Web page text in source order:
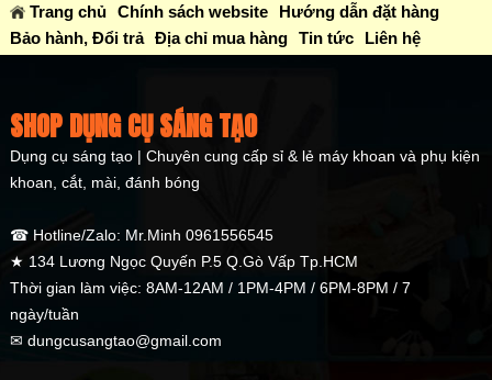
Trang chủ Chính sách website
Hướng dẫn đặt hàng
Bảo hành, Đổi trả Địa chỉ mua hàng Tin tức Liên hệ
SHOP DỤNG CỤ SÁNG TẠO
Dụng cụ sáng tạo | Chuyên cung cấp sỉ & lẻ máy khoan và phụ kiện
khoan, cắt, mài, đánh bóng
☎ Hotline/Zalo: Mr.Minh 0961556545
★ 134 Lương Ngọc Quyến P.5 Q.Gò Vấp Tp.HCM
Thời gian làm việc: 8AM-12AM / 1PM-4PM / 6PM-8PM / 7
ngày/tuần
✉ dungcusangtao@gmail.com